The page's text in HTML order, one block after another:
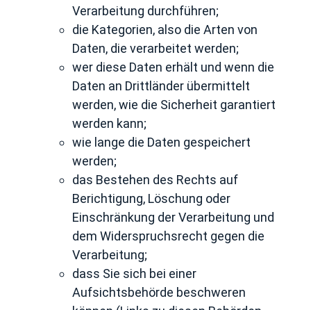
Verarbeitung durchführen;
die Kategorien, also die Arten von
Daten, die verarbeitet werden;
wer diese Daten erhält und wenn die
Daten an Drittländer übermittelt
werden, wie die Sicherheit garantiert
werden kann;
wie lange die Daten gespeichert
werden;
das Bestehen des Rechts auf
Berichtigung, Löschung oder
Einschränkung der Verarbeitung und
dem Widerspruchsrecht gegen die
Verarbeitung;
dass Sie sich bei einer
Aufsichtsbehörde beschweren